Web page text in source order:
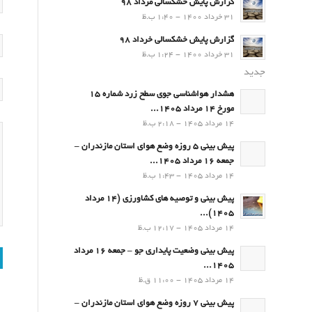
گزارش پایش خشکسالی مرداد 98
31 خرداد 1400 - 1:40 ب.ظ
گزارش پایش خشکسالی خرداد 98
31 خرداد 1400 - 1:24 ب.ظ
جدید
هشدار هواشناسی جوی سطح زرد شماره 15
مورخ 14 مرداد 1405...
14 مرداد 1405 - 2:18 ب.ظ
پیش بینی 5 روزه وضع هوای استان مازندران –
جمعه 16 مرداد 1405...
14 مرداد 1405 - 1:43 ب.ظ
پیش بینی و توصیه های کشاورزی (14 مرداد
۱۴۰۵)...
14 مرداد 1405 - 12:17 ب.ظ
پیش بینی وضعیت پایداری جو – جمعه 16 مرداد
1405...
14 مرداد 1405 - 11:00 ق.ظ
پیش بینی 7 روزه وضع هوای استان مازندران –